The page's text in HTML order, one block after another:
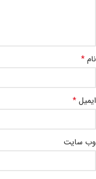
نام *
ایمیل *
وب‌ سایت